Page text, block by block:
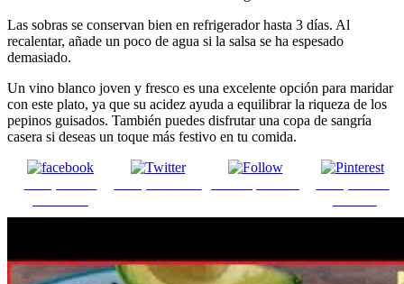
Las sobras se conservan bien en refrigerador hasta 3 días. Al
recalentar, añade un poco de agua si la salsa se ha espesado
demasiado.
Un vino blanco joven y fresco es una excelente opción para maridar
con este plato, ya que su acidez ayuda a equilibrar la riqueza de los
pepinos guisados. También puedes disfrutar una copa de sangría
casera si deseas un toque más festivo en tu comida.